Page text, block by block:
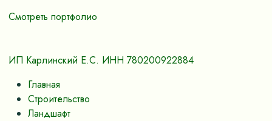
Смотреть портфолио
ИП Карлинский Е.С. ИНН 780200922884
Главная
Строительство
Ландшафт